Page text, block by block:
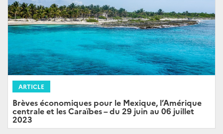
ARTICLE
Brèves économiques pour le Mexique, l’Amérique
centrale et les Caraïbes – du 29 juin au 06 juillet
2023